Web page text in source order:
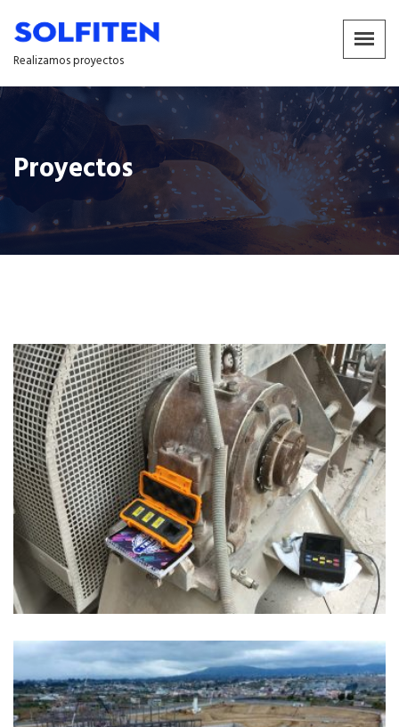
Realizamos proyectos
Proyectos
MONTAJE ELECTROMECÁNICO DE
CALDERA VYNCKE.